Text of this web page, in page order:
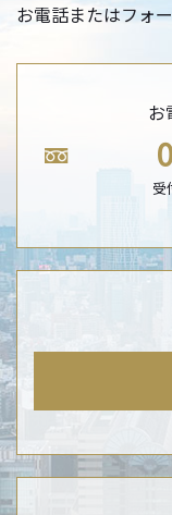
お電話またはフォ
お
受